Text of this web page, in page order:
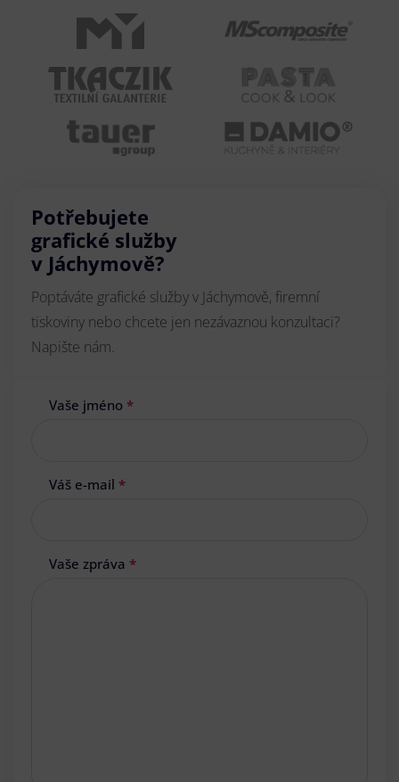
Potřebujete
grafické služby
v Jáchymově?
Poptáváte grafické služby v Jáchymově, firemní
tiskoviny nebo chcete jen nezávaznou konzultaci?
Napište nám.
Vaše jméno *
Váš e-mail *
Vaše zpráva *